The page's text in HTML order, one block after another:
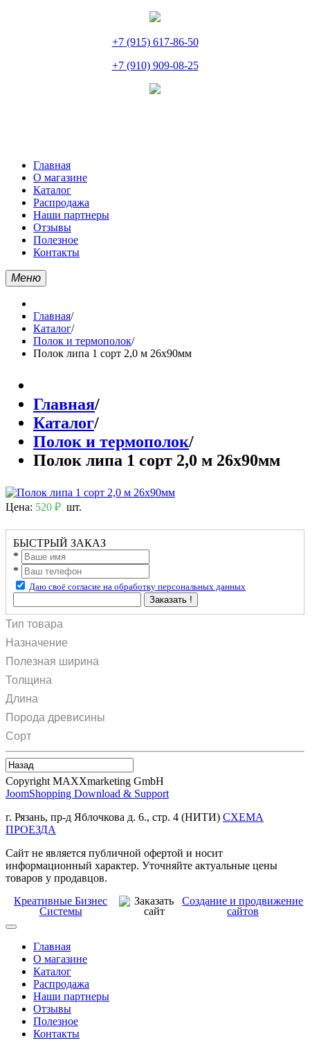
+7 (915) 617-86-50
+7 (910) 909-08-25
Главная
О магазине
Каталог
Распродажа
Наши партнеры
Отзывы
Полезное
Контакты
Меню
Главная/
Каталог/
Полок и термополок/
Полок липа 1 сорт 2,0 м 26х90мм
Главная/
Каталог/
Полок и термополок/
Полок липа 1 сорт 2,0 м 26х90мм
Цена: 520 ₽ шт.
БЫСТРЫЙ ЗАКАЗ
*
*
Даю своё согласие на обработку персональных данных
Заказать !
Тип товара
Назначение
Полезная ширина
Толщина
Длина
Порода древисины
Сорт
Copyright MAXXmarketing GmbH
JoomShopping Download & Support
г. Рязань, пр-д Яблочкова д. 6., стр. 4 (НИТИ) СХЕМА
ПРОЕЗДА
Сайт не является публичной офертой и носит
информационный характер. Уточняйте актуальные цены
товаров у продавцов.
Креативные Бизнес
Системы
Создание и продвижение
сайтов
Главная
О магазине
Каталог
Распродажа
Наши партнеры
Отзывы
Полезное
Контакты